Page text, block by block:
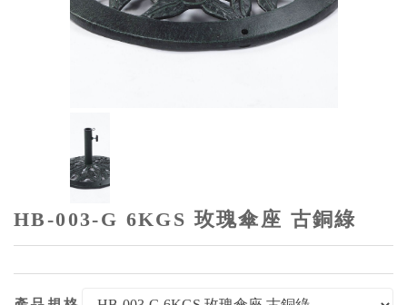
HB-003-G 6KGS 玫瑰傘座 古銅綠